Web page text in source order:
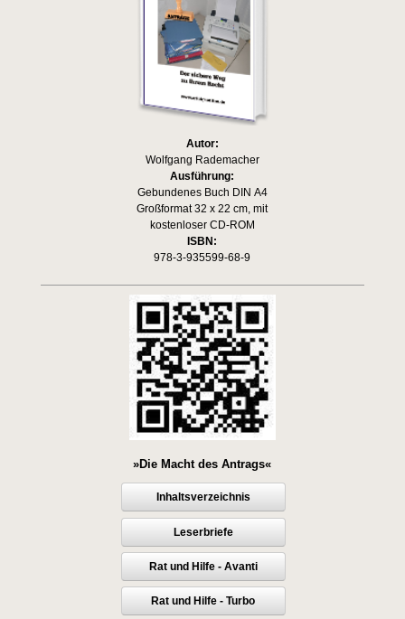
Autor:
Wolfgang Rademacher
Ausführung:
Gebundenes Buch DIN A4
Großformat 32 x 22 cm, mit
kostenloser CD-ROM
ISBN:
978-3-935599-68-9
»Die Macht des Antrags«
Inhaltsverzeichnis
Leserbriefe
Rat und Hilfe - Avanti
Rat und Hilfe - Turbo